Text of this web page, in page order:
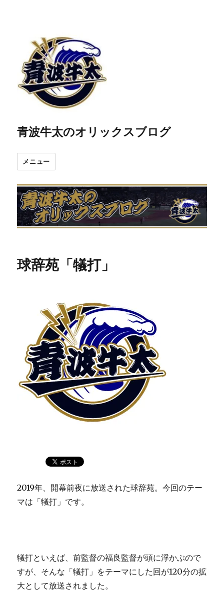
青波牛太のオリックスブログ
メニュー
球辞苑「犠打」
2019年、開幕前夜に放送された球辞苑。今回のテー
マは「犠打」です。
犠打といえば、前監督の福良監督が頭に浮かぶので
すが、そんな「犠打」をテーマにした回が120分の拡
大として放送されました。